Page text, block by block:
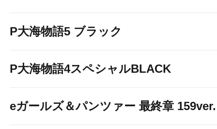
P大海物語5 ブラック
P大海物語4スペシャルBLACK
eガールズ＆パンツァー 最終章 159ver.